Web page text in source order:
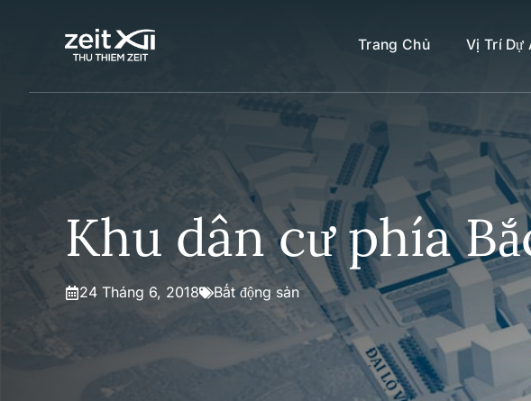
Trang Chủ Vị Trí Dự
Khu dân cư phía
24 Tháng 6, 2018 Bất động sản